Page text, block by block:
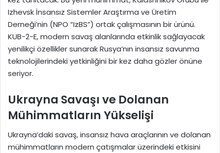
Izhevsk İnsansız Sistemler Araştırma ve Üretim
Derneği’nin (NPO “IzBS”) ortak çalışmasının bir ürünü.
KUB-2-E, modern savaş alanlarında etkinlik sağlayacak
yenilikçi özellikler sunarak Rusya’nın insansız savunma
teknolojilerindeki yetkinliğini bir kez daha gözler önüne
seriyor.
Ukrayna Savaşı ve Dolanan
Mühimmatların Yükselişi
Ukrayna’daki savaş, insansız hava araçlarının ve dolanan
mühimmatların modern çatışmalar üzerindeki etkisini